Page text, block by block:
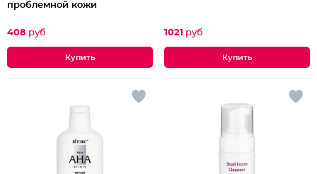
проблемной кожи
408 руб 1021 руб